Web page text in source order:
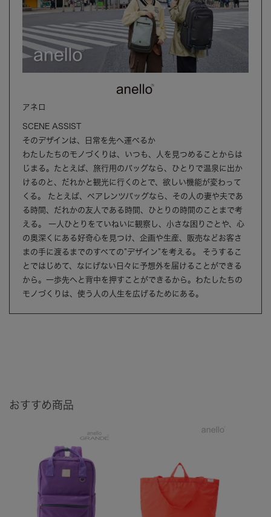
アネロ
SCENE ASSIST
そのデザインは、日常を先へ運べるか
わたしたちのモノづくりは、いつも、人を見つめることからは
じまる。たとえば、旅行用のバッグなら、ひとりで温泉に出か
けるのと、だれかと観光に行くのとで、欲しい機能が変わって
くる。 たとえば、ペアレンツバッグなら、その人の妻や夫であ
る時間、だれかの友人である時間、ひとりの時間のことまで考
える。 一人ひとりをていねいに観察し、小さな困りごとや、心
の奥深くにある好奇心を見つけ、企画や生産、販売などお客さ
まの手に渡るまでのすべての”デザイン”を考える。 そうするこ
とではじめて、なにげない日々に予想外を届けることができる
から。一歩先へと背中を押すことができるから。わたしたちの
モノづくりは、使う人の人生を広げるためにある。
おすすめ商品